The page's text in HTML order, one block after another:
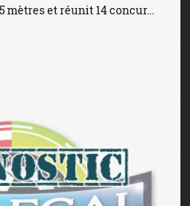
mètres et réunit 14 concur...